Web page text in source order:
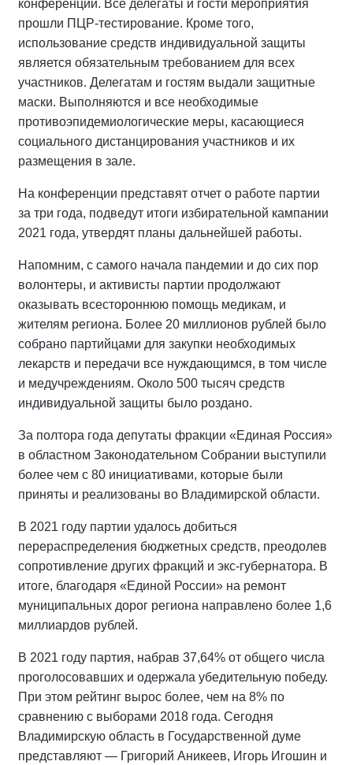
конференции. Все делегаты и гости мероприятия
прошли ПЦР-тестирование. Кроме того,
использование средств индивидуальной защиты
является обязательным требованием для всех
участников. Делегатам и гостям выдали защитные
маски. Выполняются и все необходимые
противоэпидемиологические меры, касающиеся
социального дистанцирования участников и их
размещения в зале.
На конференции представят отчет о работе партии
за три года, подведут итоги избирательной кампании
2021 года, утвердят планы дальнейшей работы.
Напомним, с самого начала пандемии и до сих пор
волонтеры, и активисты партии продолжают
оказывать всестороннюю помощь медикам, и
жителям региона. Более 20 миллионов рублей было
собрано партийцами для закупки необходимых
лекарств и передачи все нуждающимся, в том числе
и медучреждениям. Около 500 тысяч средств
индивидуальной защиты было роздано.
За полтора года депутаты фракции «Единая Россия»
в областном Законодательном Собрании выступили
более чем с 80 инициативами, которые были
приняты и реализованы во Владимирской области.
В 2021 году партии удалось добиться
перераспределения бюджетных средств, преодолев
сопротивление других фракций и экс-губернатора. В
итоге, благодаря «Единой России» на ремонт
муниципальных дорог региона направлено более 1,6
миллиардов рублей.
В 2021 году партия, набрав 37,64% от общего числа
проголосовавших и одержала убедительную победу.
При этом рейтинг вырос более, чем на 8% по
сравнению с выборами 2018 года. Сегодня
Владимирскую область в Государственной думе
представляют — Григорий Аникеев, Игорь Игошин и